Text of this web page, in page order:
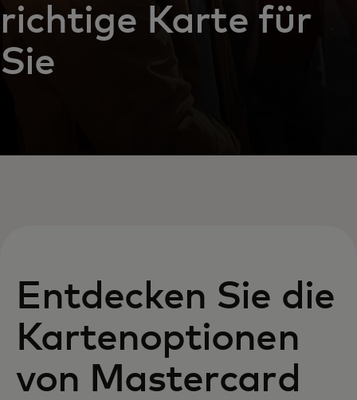
richtige Karte für
Sie
Entdecken Sie die
Kartenoptionen
von Mastercard